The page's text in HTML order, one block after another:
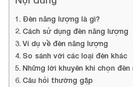
Đèn năng lượng là gì?
Cách sử dụng đèn năng lượng
Ví dụ về đèn năng lượng
So sánh với các loại đèn khác
Những lời khuyên khi chọn
Câu hỏi thường gặp